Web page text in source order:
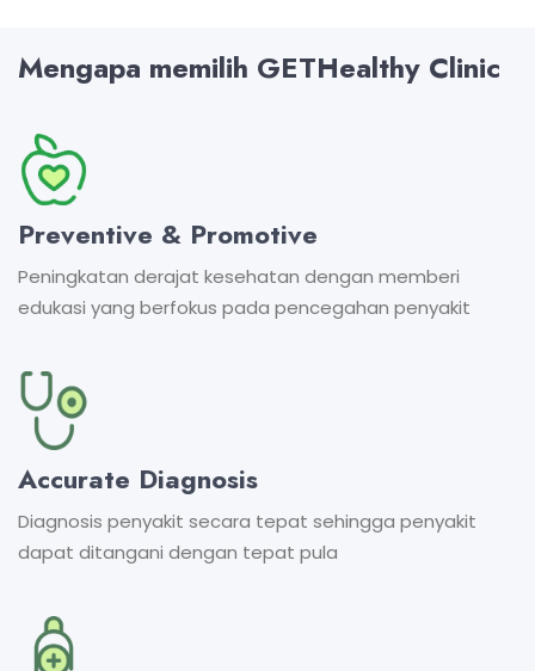
Mengapa memilih GETHealthy Clinic
Preventive & Promotive
Peningkatan derajat kesehatan dengan memberi
edukasi yang berfokus pada pencegahan penyakit
Accurate Diagnosis
Diagnosis penyakit secara tepat sehingga penyakit
dapat ditangani dengan tepat pula